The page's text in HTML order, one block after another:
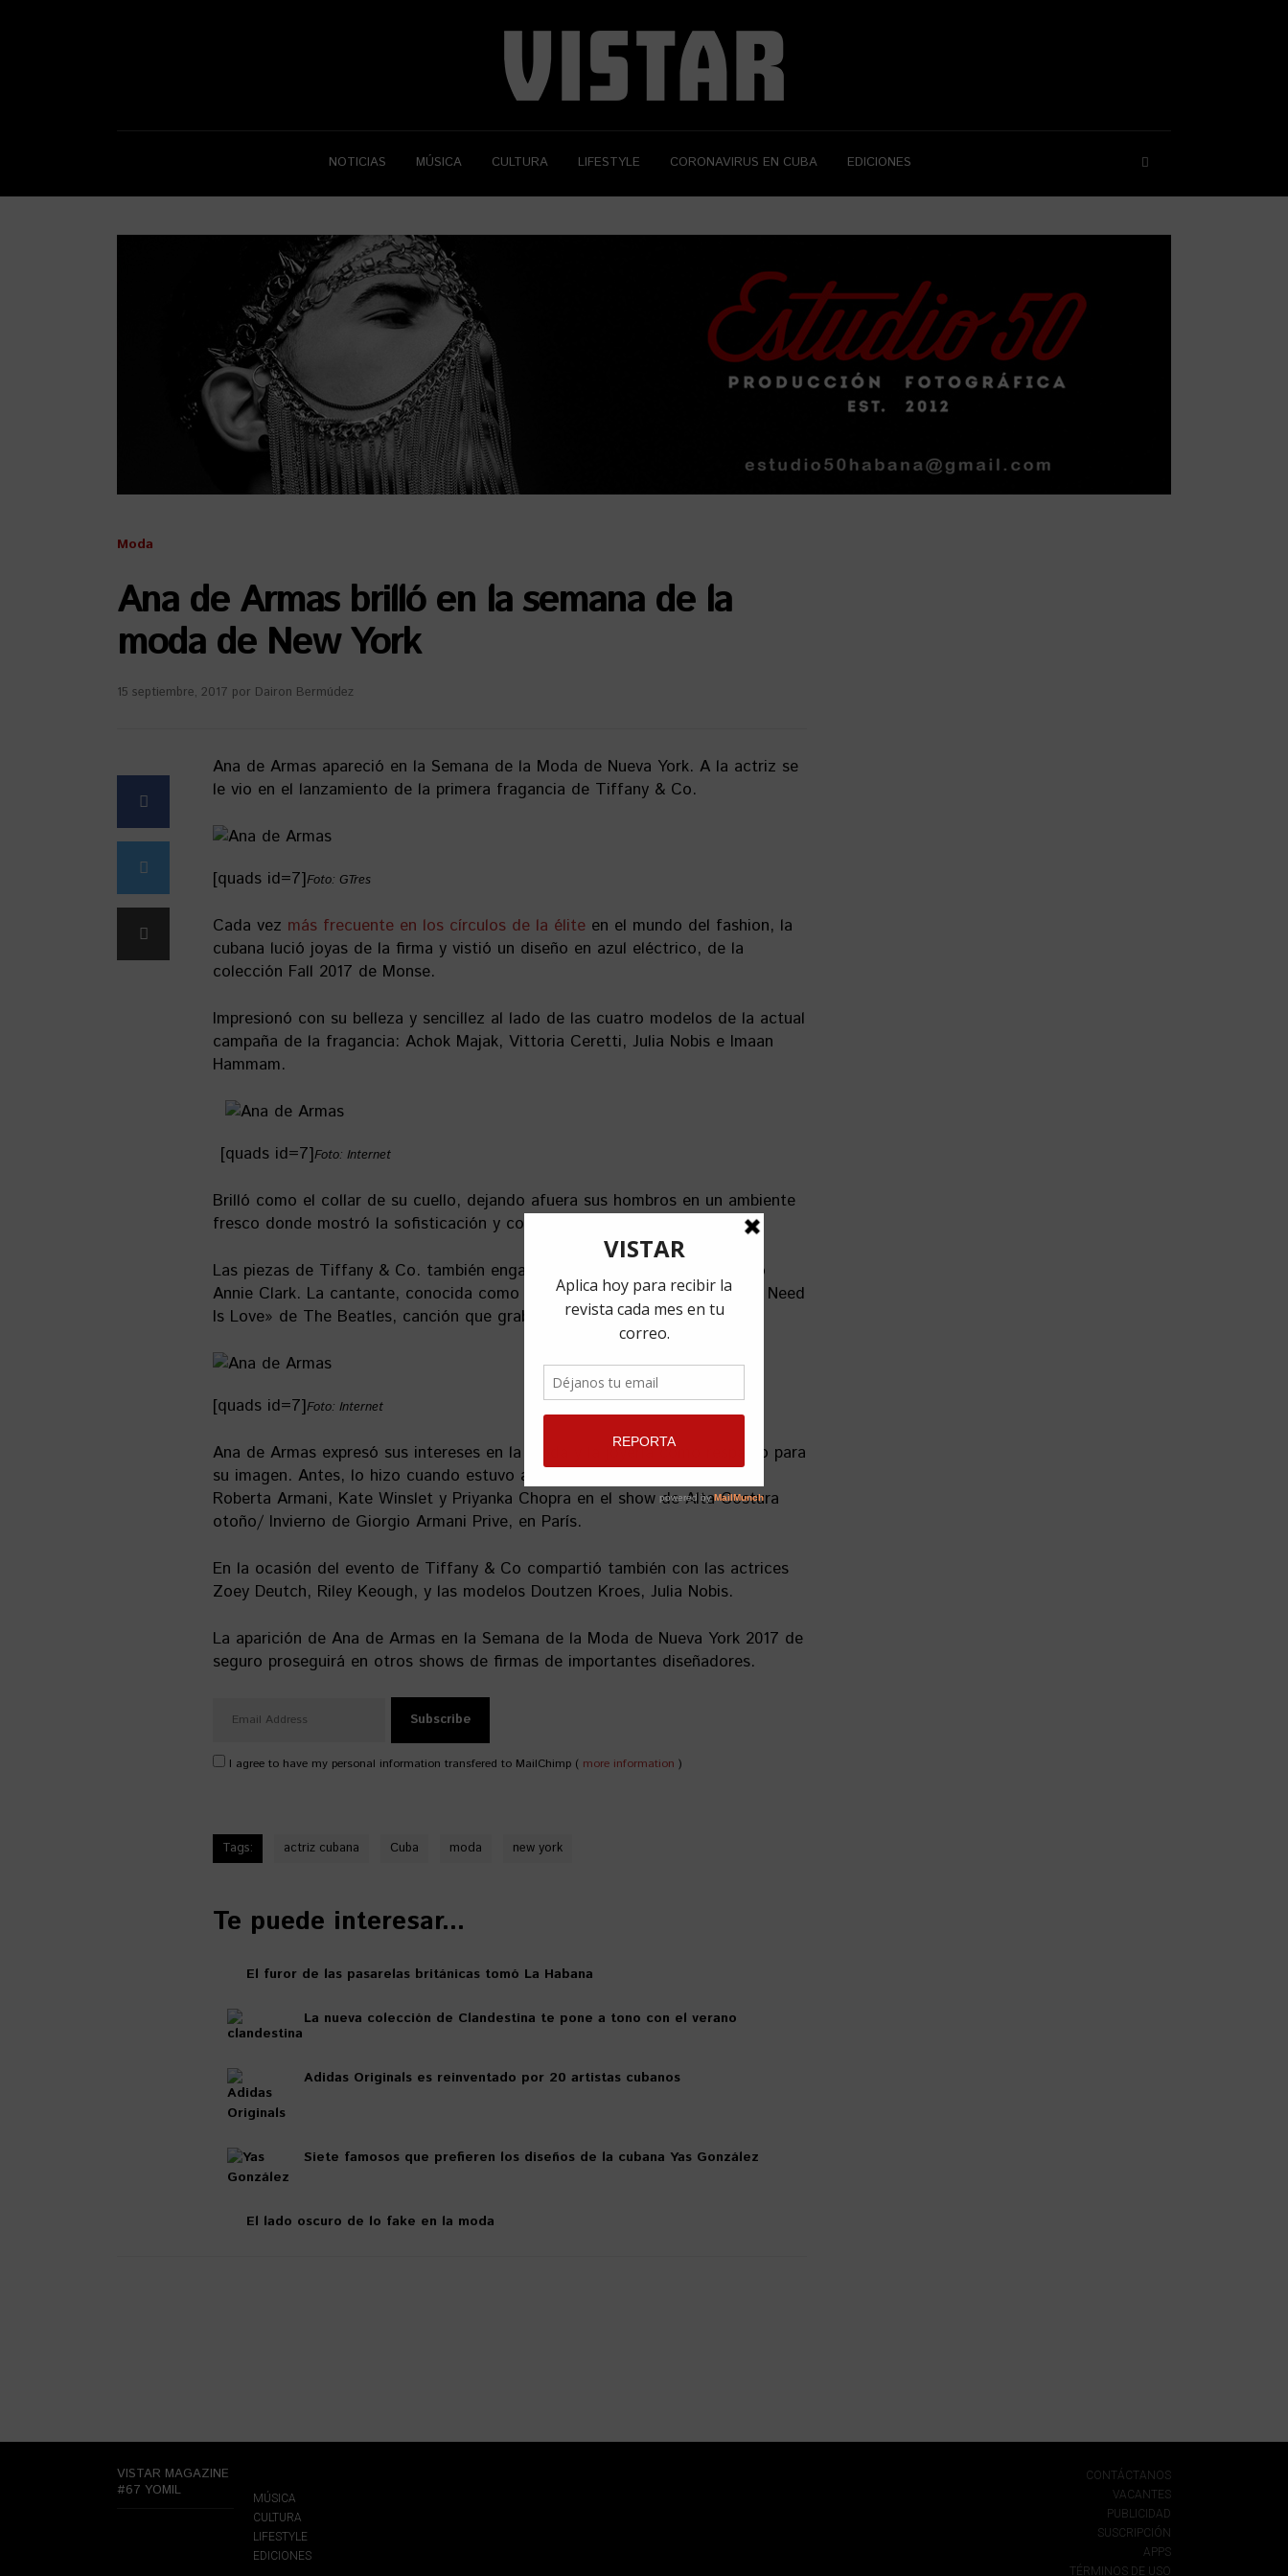
NOTICIAS MÚSICA CULTURA LIFESTYLE CORONAVIRUS EN CUBA EDICIONES
Moda
Ana de Armas brilló en la semana de la
moda de New York
15 septiembre, 2017 por Dairon Bermúdez
Ana de Armas apareció en la Semana de la Moda de Nueva York. A la actriz se
le vio en el lanzamiento de la primera fragancia de Tiffany & Co.
[quads id=7]Foto: GTres
Cada vez más frecuente en los círculos de la élite en el mundo del fashion, la
cubana lució joyas de la firma y vistió un diseño en azul eléctrico, de la
colección Fall 2017 de Monse.
Impresionó con su belleza y sencillez al lado de las cuatro modelos de la actual
campaña de la fragancia: Achok Majak, Vittoria Ceretti, Julia Nobis e Imaan
Hammam.
[quads id=7]Foto: Internet
Brilló como el collar de su cuello, dejando afuera sus hombros en un ambiente
fresco donde mostró la sofisticación y contemporaneidad de su look.
Las piezas de Tiffany & Co. también engalanaron a otras celebrities como
Annie Clark. La cantante, conocida como San Vicente, interpretó «All You Need
Is Love» de The Beatles, canción que grabó para la campaña del perfume.
[quads id=7]Foto: Internet
Ana de Armas expresó sus intereses en la moda y la joyería como respaldo para
su imagen. Antes, lo hizo cuando estuvo al lado de otras famosas como
Roberta Armani, Kate Winslet y Priyanka Chopra en el show de Alta Costura
otoño/ Invierno de Giorgio Armani Prive, en París.
En la ocasión del evento de Tiffany & Co compartió también con las actrices
Zoey Deutch, Riley Keough, y las modelos Doutzen Kroes, Julia Nobis.
La aparición de Ana de Armas en la Semana de la Moda de Nueva York 2017 de
seguro proseguirá en otros shows de firmas de importantes diseñadores.
I agree to have my personal information transfered to MailChimp ( more information )
Tags: actriz cubana Cuba moda new york
Te puede interesar...
El furor de las pasarelas británicas tomó La Habana
La nueva colección de Clandestina te pone a tono con el verano
Adidas Originals es reinventado por 20 artistas cubanos
Siete famosos que prefieren los diseños de la cubana Yas González
El lado oscuro de lo fake en la moda
VISTAR MAGAZINE
#67 YOMIL
MÚSICA
CULTURA
LIFESTYLE
EDICIONES
CONTÁCTANOS
VACANTES
PUBLICIDAD
SUSCRIPCIÓN
APPS
TÉRMINOS DE USO